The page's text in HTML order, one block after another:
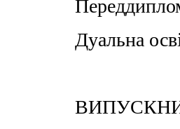
Дуальна